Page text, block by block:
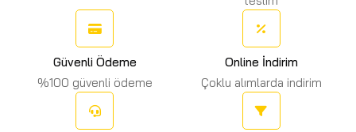
Güvenli Ödeme
%100 güvenli ödeme
Online İndirim
Çoklu alımlarda indirim